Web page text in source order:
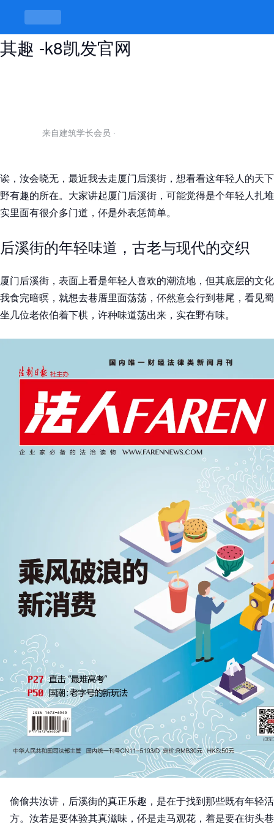
厦门后溪街有年轻的吗，巷里巷外有
其趣 -k8凯发官网
来自建筑学长会员 ·
诶，汝会晓无，最近我去走厦门后溪街，想看看这年轻人的天
野有趣的所在。大家讲起厦门后溪街，可能觉得是个年轻人扎
实里面有很介多门道，伓是外表恁简单。
后溪街的年轻味道，古老与现代的交织
厦门后溪街，表面上看是年轻人喜欢的潮流地，但其底层的文
我食完暗暝，就想去巷厝里面荡荡，伓然意会行到巷尾，看见
坐几位老依伯着下棋，许种味道荡出来，实在野有味。
偷偷共汝讲，后溪街的真正乐趣，是在于找到那些既有年轻
方。汝若是要体验其真滋味，伓是走马观花，着是要在街头